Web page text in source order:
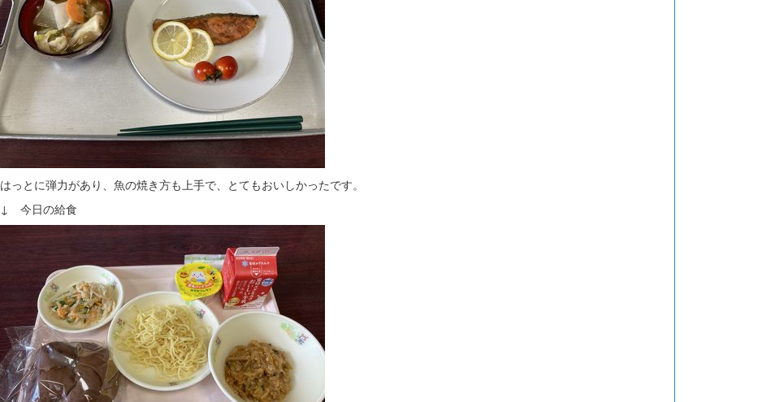
はっとに弾力があり、魚の焼き方も上手で、とてもおいしかったです。
↓ 今日の給食